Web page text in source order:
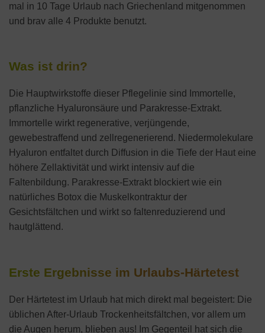
mal in 10 Tage Urlaub nach Griechenland mitgenommen
und brav alle 4 Produkte benutzt.
Was ist drin?
Die Hauptwirkstoffe dieser Pflegelinie sind Immortelle,
pflanzliche Hyaluronsäure und Parakresse-Extrakt.
Immortelle wirkt regenerative, verjüngende,
gewebestraffend und zellregenerierend. Niedermolekulare
Hyaluron entfaltet durch Diffusion in die Tiefe der Haut eine
höhere Zellaktivität und wirkt intensiv auf die
Faltenbildung. Parakresse-Extrakt blockiert wie ein
natürliches Botox die Muskelkontraktur der
Gesichtsfältchen und wirkt so faltenreduzierend und
hautglättend.
Erste Ergebnisse im Urlaubs-Härtetest
Der Härtetest im Urlaub hat mich direkt mal begeistert: Die
üblichen After-Urlaub Trockenheitsfältchen, vor allem um
die Augen herum, blieben aus! Im Gegenteil hat sich die